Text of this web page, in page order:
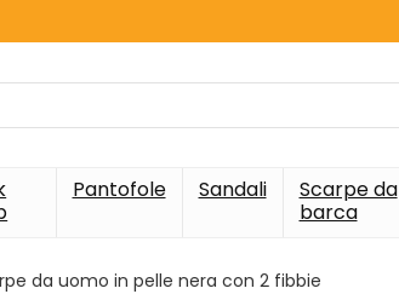
Pantofole Sandali
Scarpe da
barca
da uomo in pelle nera con 2 fibbie